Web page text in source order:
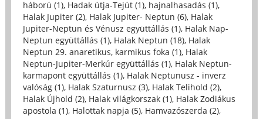
háború (1), Hadak útja-Tejút (1), hajnalhasadás (1),
Halak Jupiter (2), Halak Jupiter- Neptun (6), Halak
Jupiter-Neptun és Vénusz együttállás (1), Halak Nap-
Neptun együttállás (1), Halak Neptun (18), Halak
Neptun 29. anaretikus, karmikus foka (1), Halak
Neptun-Jupiter-Merkúr együttállás (1), Halak Neptun-
karmapont együttállás (1), Halak Neptunusz - inverz
valóság (1), Halak Szaturnusz (3), Halak Telihold (2),
Halak Újhold (2), Halak világkorszak (1), Halak Zodiákus
apostola (1), Halottak napja (5), Hamvazószerda (2),